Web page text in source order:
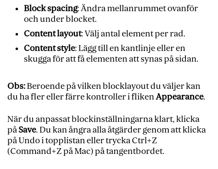
Block spacing: Ändra mellanrummet ovanför
och under blocket.
Content layout: Välj antal element per rad.
Content style: Lägg till en kantlinje eller en
skugga för att få elementen att synas på sidan.
Obs:Beroende på vilken blocklayout du väljer kan
du ha fler eller färre kontroller i flikenAppearance.
När du anpassat blockinställningarna klart, klicka
påSave. Du kan ångra alla åtgärder genom att klicka
på Undo i topplistan eller trycka Ctrl+Z
(Command+Z på Mac) på tangentbordet.